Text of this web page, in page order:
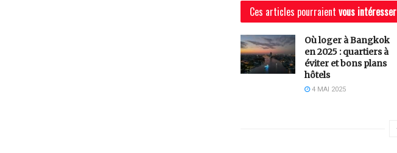
Ces articles pourraient vous intéresser
Où loger à Bangkok
en 2025 : quartiers à
éviter et bons plans
hôtels
4 MAI 2025